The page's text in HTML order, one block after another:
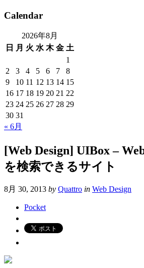
Calendar
2026年8月
日
月 火 水 木 金 土
1
2
3 4 5 6 7
8
9
10 11 12 13 14 15
16 17 18 19 20 21 22
23 24 25 26 27 28 29
30 31
« 6月
[Web Design] UIBox –
を検索できるサイト
8月 30, 2013 by Quattro in Web Design
Pocket